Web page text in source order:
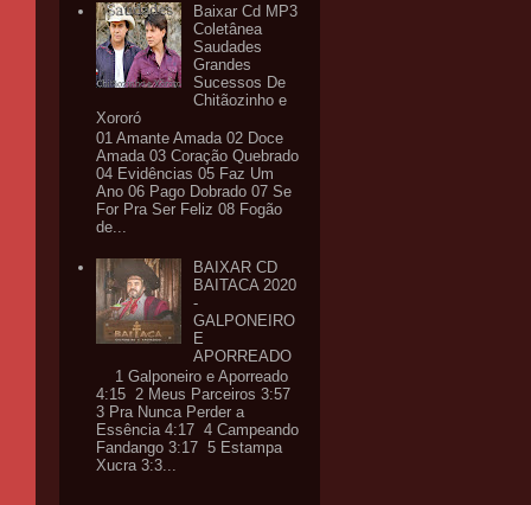
Baixar Cd MP3
Coletânea
Saudades
Grandes
Sucessos De
Chitãozinho e
Xororó
01 Amante Amada 02 Doce
Amada 03 Coração Quebrado
04 Evidências 05 Faz Um
Ano 06 Pago Dobrado 07 Se
For Pra Ser Feliz 08 Fogão
de...
BAIXAR CD
BAITACA 2020
-
GALPONEIRO
E
APORREADO
1 Galponeiro e Aporreado
4:15 2 Meus Parceiros 3:57
3 Pra Nunca Perder a
Essência 4:17 4 Campeando
Fandango 3:17 5 Estampa
Xucra 3:3...